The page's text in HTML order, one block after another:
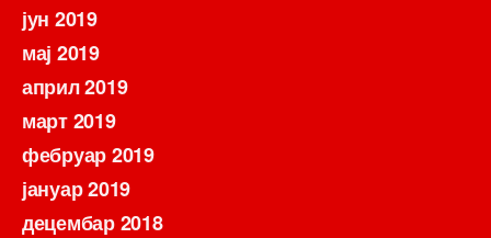
јун 2019
мај 2019
април 2019
март 2019
фебруар 2019
јануар 2019
децембар 2018